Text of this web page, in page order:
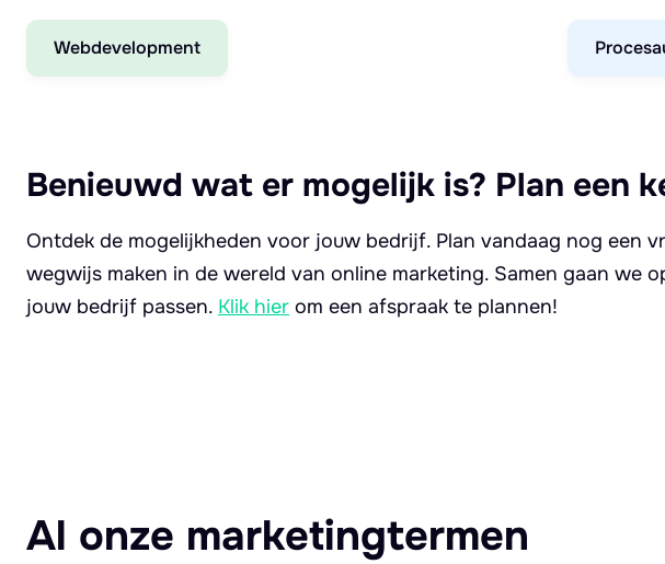
Webdevelopment
Benieuwd wat er mogelijk is? Plan een
Ontdek de mogelijkheden voor jouw bedrijf. Plan vandaag nog een
wegwijs maken in de wereld van online marketing. Samen gaan we
jouw bedrijf passen. Klik hier om een afspraak te plannen!
Al onze marketingtermen